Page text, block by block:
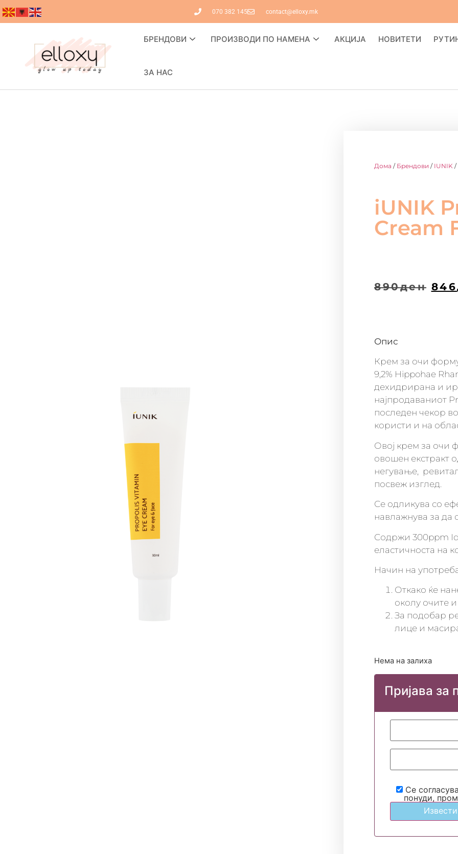
070 382 145 contact@elloxy.mk
БРЕНДОВИ ПРОИЗВОДИ ПО НАМЕНА АКЦИЈА НОВИТЕТИ
ЗА НАС
Дома / Брендови / IUNIK /
iUNIK
Cream
890ден 846
Опис
Крем за очи
9,2% Hippohae
дехидрирана и
најпродаваниот
последен чекор
користи и на
Овој крем за очи
овошен екстракт
негување,
посвеж изглед.
Се одликува со
навлажнува за да
Содржи 300ppm
еластичноста на
Начин на
Откако ќе
околу очите
За подобар
лице и
Нема на залиха
Пријава за
Се
понуди,